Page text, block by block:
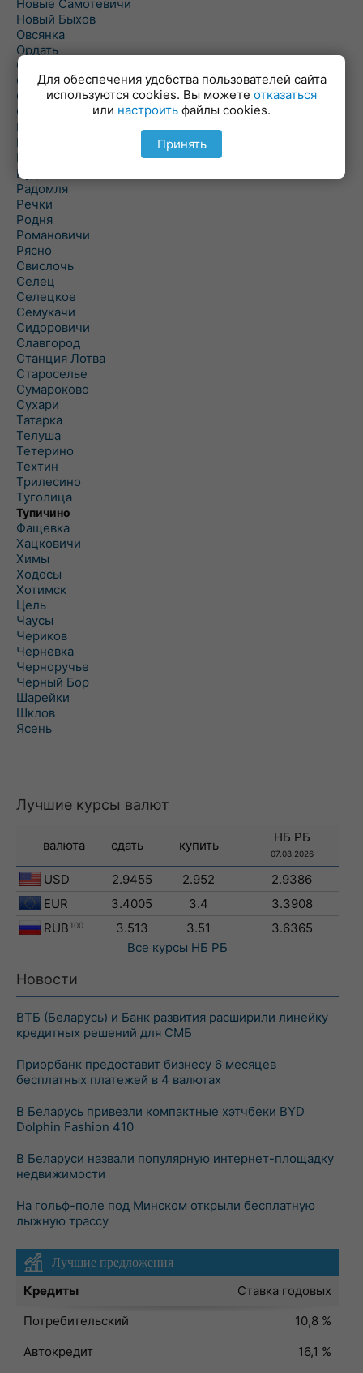
Новые Самотевичи
Новый Быхов
Овсянка
Ордать
Ореховка
Осиновка
Осиповичи
Осово
Павловичи
Паршино
Петуховка
Пудовня
Радомля
Речки
Родня
Романовичи
Рясно
Свислочь
Селец
Селецкое
Семукачи
Сидоровичи
Славгород
Станция Лотва
Староселье
Сумароково
Сухари
Татарка
Телуша
Тетерино
Техтин
Трилесино
Туголица
Тупичино
Фащевка
Хацковичи
Химы
Ходосы
Хотимск
Цель
Чаусы
Чериков
Черневка
Черноручье
Черный Бор
Шарейки
Шклов
Ясень
Лучшие курсы валют
валюта сдать купить
НБ РБ
07.08.2026
USD 2.9455 2.952
2.9386
EUR
3.4005 3.4
3.3908
RUB 100 3.513 3.51
3.6365
Все курсы НБ РБ
Новости
ВТБ (Беларусь) и Банк развития расширили линейку
кредитных решений для СМБ
Приорбанк предоставит бизнесу 6 месяцев
бесплатных платежей в 4 валютах
В Беларусь привезли компактные хэтчбеки BYD
Dolphin Fashion 410
В Беларуси назвали популярную интернет-площадку
недвижимости
На гольф-поле под Минском открыли бесплатную
лыжную трассу
Лучшие предложения
Кредиты
Ставка годовых
Потребительский
10,8 %
Автокредит
16,1 %
Для обеспечения удобства пользователей сайта
используются cookies. Вы можете отказаться
или настроить файлы cookies.
Принять